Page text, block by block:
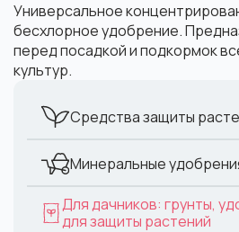
Универсальное
бесхлорное удобрение.
перед посадкой и подкормок
культур.
Средства защиты
Минеральные
Для дачников: грунты,
для защиты растений